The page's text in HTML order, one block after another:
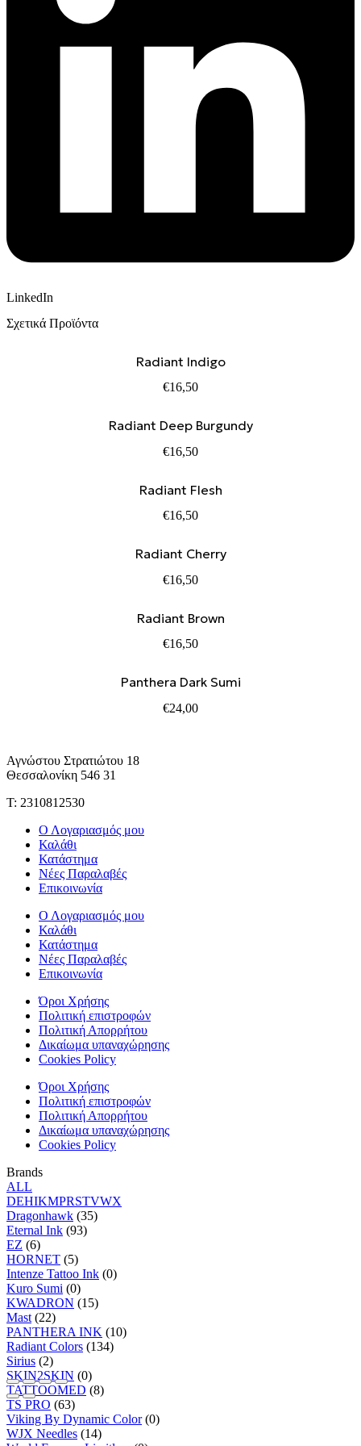
LinkedIn
Σχετικά Προϊόντα
Radiant Indigo
€16,50
Radiant Deep Burgundy
€16,50
Radiant Flesh
€16,50
Radiant Cherry
€16,50
Radiant Brown
€16,50
Panthera Dark Sumi
€24,00
Αγνώστου Στρατιώτου 18
Θεσσαλονίκη 546 31
Τ: 2310812530
Ο Λογαριασμός μου
Καλάθι
Κατάστημα
Νέες Παραλαβές
Επικοινωνία
Ο Λογαριασμός μου
Καλάθι
Κατάστημα
Νέες Παραλαβές
Επικοινωνία
Όροι Χρήσης
Πολιτική επιστροφών
Πολιτική Απορρήτου
Δικαίωμα υπαναχώρησης
Cookies Policy
Όροι Χρήσης
Πολιτική επιστροφών
Πολιτική Απορρήτου
Δικαίωμα υπαναχώρησης
Cookies Policy
Brands
ALL
DEHIKMPRSTVWX
Dragonhawk (35)
Eternal Ink (93)
EZ (6)
HORNET (5)
Intenze Tattoo Ink (0)
Kuro Sumi (0)
KWADRON (15)
Mast (22)
PANTHERA INK (10)
Radiant Colors (134)
Sirius (2)
SKIN2SKIN (0)
TATTOOMED (8)
TS PRO (63)
Viking By Dynamic Color(0)
WJX Needles (14)